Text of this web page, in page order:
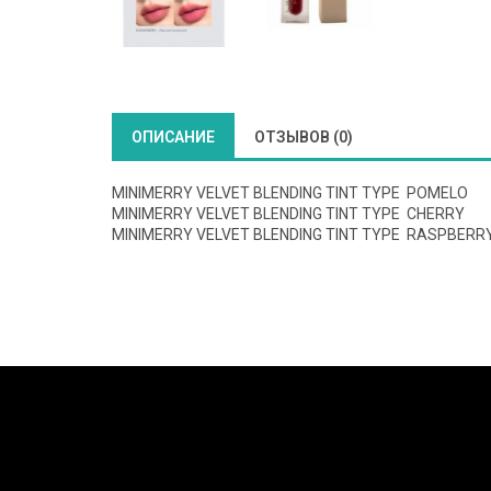
ОПИСАНИЕ ОТЗЫВОВ (0)
MINIMERRY VELVET BLENDING TINT TYPE POMELO
MINIMERRY VELVET BLENDING TINT TYPE CHERRY
MINIMERRY VELVET BLENDING TINT TYPE